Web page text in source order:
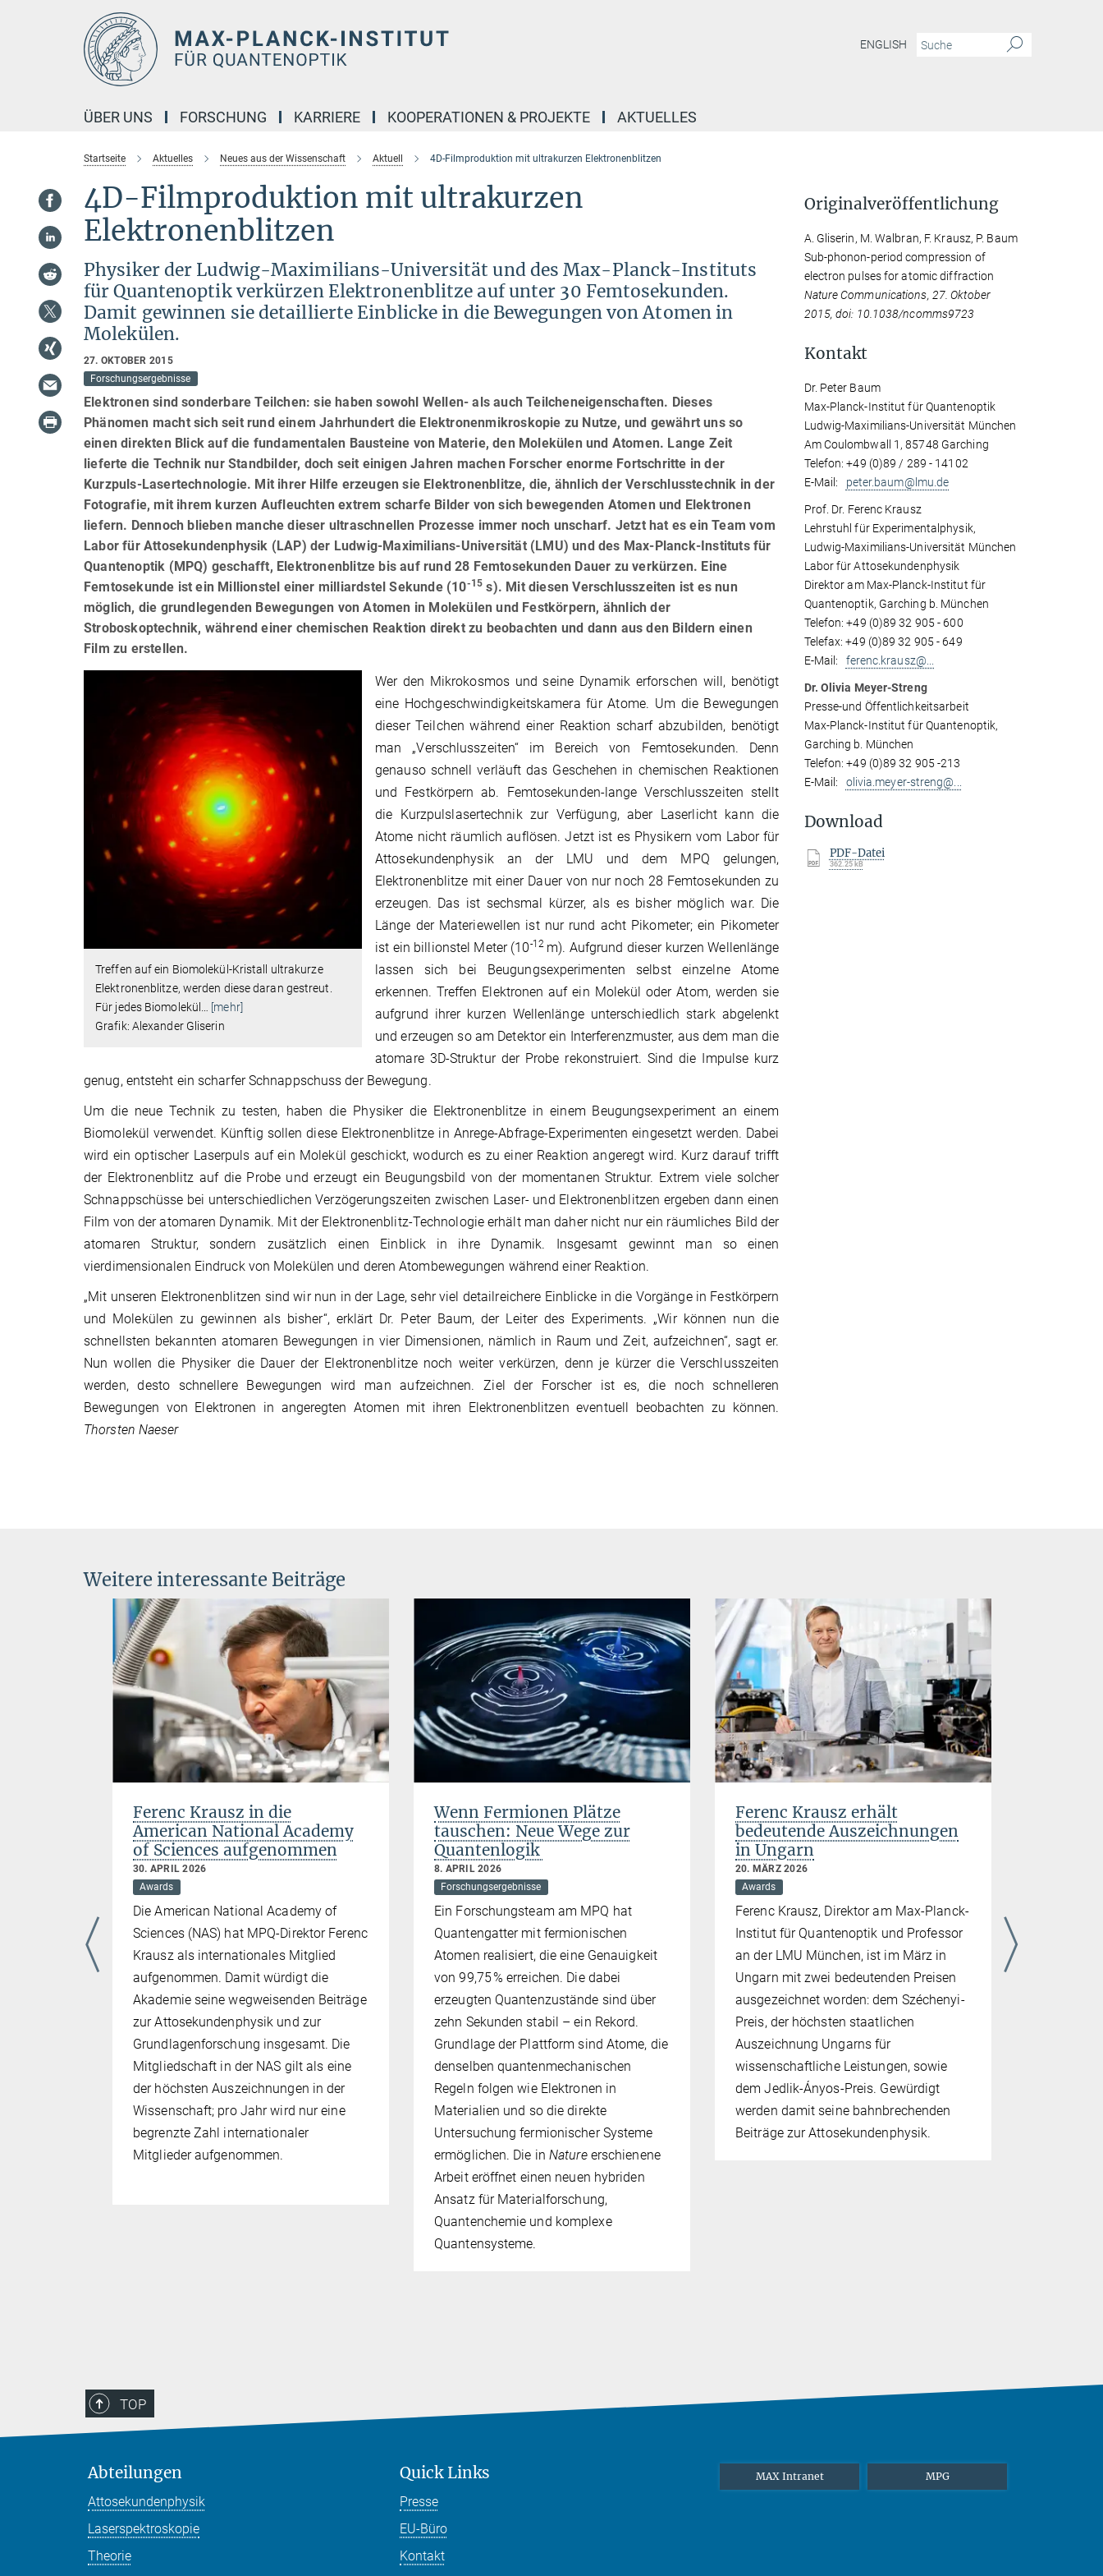
ENGLISH
ÜBER UNS FORSCHUNG KARRIERE KOOPERATIONEN & PROJEKTE AKTUELLES
Startseite Aktuelles Neues aus der Wissenschaft Aktuell 4D-Filmproduktion mit ultrakurzen Elektronenblitzen
4D-Filmproduktion mit ultrakurzen
Elektronenblitzen
Physiker der Ludwig-Maximilians-Universität und des Max-Planck-Instituts
für Quantenoptik verkürzen Elektronenblitze auf unter 30 Femtosekunden.
Damit gewinnen sie detaillierte Einblicke in die Bewegungen von Atomen in
Molekülen.
27. OKTOBER 2015
Forschungsergebnisse
Elektronen sind sonderbare Teilchen: sie haben sowohl Wellen- als auch Teilcheneigenschaften. Dieses
Phänomen macht sich seit rund einem Jahrhundert die Elektronenmikroskopie zu Nutze, und gewährt uns so
einen direkten Blick auf die fundamentalen Bausteine von Materie, den Molekülen und Atomen. Lange Zeit
lieferte die Technik nur Standbilder, doch seit einigen Jahren machen Forscher enorme Fortschritte in der
Kurzpuls-Lasertechnologie. Mit ihrer Hilfe erzeugen sie Elektronenblitze, die, ähnlich der Verschlusstechnik in der
Fotografie, mit ihrem kurzen Aufleuchten extrem scharfe Bilder von sich bewegenden Atomen und Elektronen
liefern. Dennoch blieben manche dieser ultraschnellen Prozesse immer noch unscharf. Jetzt hat es ein Team vom
Labor für Attosekundenphysik (LAP) der Ludwig-Maximilians-Universität (LMU) und des Max-Planck-Instituts für
Quantenoptik (MPQ) geschafft, Elektronenblitze bis auf rund 28 Femtosekunden Dauer zu verkürzen. Eine
Femtosekunde ist ein Millionstel einer milliardstel Sekunde (10-15 s). Mit diesen Verschlusszeiten ist es nun
möglich, die grundlegenden Bewegungen von Atomen in Molekülen und Festkörpern, ähnlich der
Stroboskoptechnik, während einer chemischen Reaktion direkt zu beobachten und dann aus den Bildern einen
Film zu erstellen.
Treffen auf ein Biomolekül-Kristall ultrakurze
Elektronenblitze, werden diese daran gestreut.
Für jedes Biomolekül
[mehr]
Grafik: Alexander Gliserin
Wer den Mikrokosmos und seine Dynamik erforschen will, benötigt
eine Hochgeschwindigkeitskamera für Atome. Um die Bewegungen
dieser Teilchen während einer Reaktion scharf abzubilden, benötigt
man „Verschlusszeiten“ im Bereich von Femtosekunden. Denn
genauso schnell verläuft das Geschehen in chemischen Reaktionen
und Festkörpern ab. Femtosekunden-lange Verschlusszeiten stellt
die Kurzpulslasertechnik zur Verfügung, aber Laserlicht kann die
Atome nicht räumlich auflösen. Jetzt ist es Physikern vom Labor für
Attosekundenphysik an der LMU und dem MPQ gelungen,
Elektronenblitze mit einer Dauer von nur noch 28 Femtosekunden zu
erzeugen. Das ist sechsmal kürzer, als es bisher möglich war. Die
Länge der Materiewellen ist nur rund acht Pikometer; ein Pikometer
ist ein billionstel Meter (10-12 m). Aufgrund dieser kurzen Wellenlänge
lassen sich bei Beugungsexperimenten selbst einzelne Atome
erkennen. Treffen Elektronen auf ein Molekül oder Atom, werden sie
aufgrund ihrer kurzen Wellenlänge unterschiedlich stark abgelenkt
und erzeugen so am Detektor ein Interferenzmuster, aus dem man die
atomare 3D-Struktur der Probe rekonstruiert. Sind die Impulse kurz
genug, entsteht ein scharfer Schnappschuss der Bewegung.
Um die neue Technik zu testen, haben die Physiker die Elektronenblitze in einem Beugungsexperiment an einem
Biomolekül verwendet. Künftig sollen diese Elektronenblitze in Anrege-Abfrage-Experimenten eingesetzt werden. Dabei
wird ein optischer Laserpuls auf ein Molekül geschickt, wodurch es zu einer Reaktion angeregt wird. Kurz darauf trifft
der Elektronenblitz auf die Probe und erzeugt ein Beugungsbild von der momentanen Struktur. Extrem viele solcher
Schnappschüsse bei unterschiedlichen Verzögerungszeiten zwischen Laser- und Elektronenblitzen ergeben dann einen
Film von der atomaren Dynamik. Mit der Elektronenblitz-Technologie erhält man daher nicht nur ein räumliches Bild der
atomaren Struktur, sondern zusätzlich einen Einblick in ihre Dynamik. Insgesamt gewinnt man so einen
vierdimensionalen Eindruck von Molekülen und deren Atombewegungen während einer Reaktion.
„Mit unseren Elektronenblitzen sind wir nun in der Lage, sehr viel detailreichere Einblicke in die Vorgänge in Festkörpern
und Molekülen zu gewinnen als bisher“, erklärt Dr. Peter Baum, der Leiter des Experiments. „Wir können nun die
schnellsten bekannten atomaren Bewegungen in vier Dimensionen, nämlich in Raum und Zeit, aufzeichnen“, sagt er.
Nun wollen die Physiker die Dauer der Elektronenblitze noch weiter verkürzen, denn je kürzer die Verschlusszeiten
werden, desto schnellere Bewegungen wird man aufzeichnen. Ziel der Forscher ist es, die noch schnelleren
Bewegungen von Elektronen in angeregten Atomen mit ihren Elektronenblitzen eventuell beobachten zu können.
Thorsten Naeser
Originalveröffentlichung
A. Gliserin, M. Walbran, F. Krausz, P. Baum
Sub-phonon-period compression of
electron pulses for atomic diffraction
Nature Communications, 27. Oktober
2015, doi: 10.1038/ncomms9723
Kontakt
Dr. Peter Baum
Max-Planck-Institut für Quantenoptik
Ludwig-Maximilians-Universität München
Am Coulombwall 1, 85748 Garching
Telefon: +49 (0)89 / 289 - 14102
E-Mail: peter.baum@lmu.de
Prof. Dr. Ferenc Krausz
Lehrstuhl für Experimentalphysik,
Ludwig-Maximilians-Universität München
Labor für Attosekundenphysik
Direktor am Max-Planck-Institut für
Quantenoptik, Garching b. München
Telefon: +49 (0)89 32 905 - 600
Telefax: +49 (0)89 32 905 - 649
E-Mail: ferenc.krausz@...
Dr. Olivia Meyer-Streng
Presse-und Öffentlichkeitsarbeit
Max-Planck-Institut für Quantenoptik,
Garching b. München
Telefon: +49 (0)89 32 905 -213
E-Mail: olivia.meyer-streng@...
Download
PDF-Datei
362.25 kB
Weitere interessante Beiträge
Ferenc Krausz in die
American National Academy
of Sciences aufgenommen
30. APRIL 2026
Awards
Die American National Academy of
Sciences (NAS) hat MPQ-Direktor Ferenc
Krausz als internationales Mitglied
aufgenommen. Damit würdigt die
Akademie seine wegweisenden Beiträge
zur Attosekundenphysik und zur
Grundlagenforschung insgesamt. Die
Mitgliedschaft in der NAS gilt als eine
der höchsten Auszeichnungen in der
Wissenschaft; pro Jahr wird nur eine
begrenzte Zahl internationaler
Mitglieder aufgenommen.
Wenn Fermionen Plätze
tauschen: Neue Wege zur
Quantenlogik
8. APRIL 2026
Forschungsergebnisse
Ein Forschungsteam am MPQ hat
Quantengatter mit fermionischen
Atomen realisiert, die eine Genauigkeit
von 99,75 % erreichen. Die dabei
erzeugten Quantenzustände sind über
zehn Sekunden stabil – ein Rekord.
Grundlage der Plattform sind Atome, die
denselben quantenmechanischen
Regeln folgen wie Elektronen in
Materialien und so die direkte
Untersuchung fermionischer Systeme
ermöglichen. Die in Natureerschienene
Arbeit eröffnet einen neuen hybriden
Ansatz für Materialforschung,
Quantenchemie und komplexe
Quantensysteme.
Ferenc Krausz erhält
bedeutende Auszeichnungen
in Ungarn
20. MÄRZ 2026
Awards
Ferenc Krausz, Direktor am Max-Planck-
Institut für Quantenoptik und Professor
an der LMU München, ist im März in
Ungarn mit zwei bedeutenden Preisen
ausgezeichnet worden: dem Széchenyi-
Preis, der höchsten staatlichen
Auszeichnung Ungarns für
wissenschaftliche Leistungen, sowie
dem Jedlik-Ányos-Preis. Gewürdigt
werden damit seine bahnbrechenden
Beiträge zur Attosekundenphysik.
TOP
Abteilungen
Attosekundenphysik
Laserspektroskopie
Theorie
Quick Links
Presse
EU-Büro
Kontakt
MAX Intranet MPG